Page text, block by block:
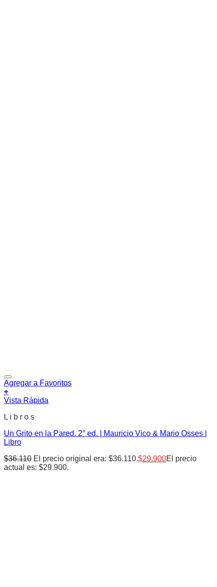
Agregar a Favoritos
+
Vista Rápida
L i b r o s
Un Grito en la Pared. 2° ed. | Mauricio Vico & Mario Osses |
Libro
$36.110 El precio original era: $36.110.$29.900El precio
actual es: $29.900.